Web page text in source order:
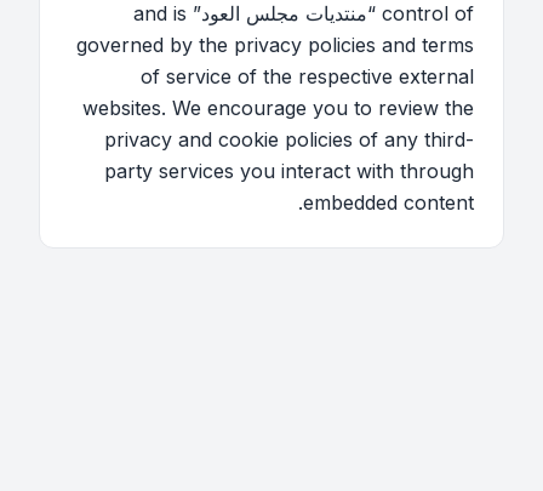
control of “منتديات مجلس العود” and is
governed by the privacy policies and terms
of service of the respective external
websites. We encourage you to review the
privacy and cookie policies of any third-
party services you interact with through
embedded content.